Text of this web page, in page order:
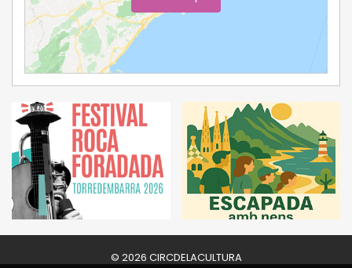
© 2026 CIRCDELACULTURA